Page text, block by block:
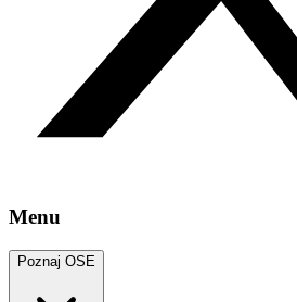
Menu
Poznaj OSE